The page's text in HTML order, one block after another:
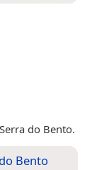
do Bento.
Bento